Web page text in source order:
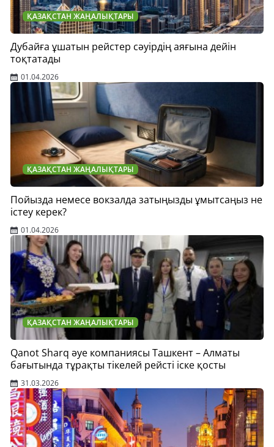
ҚАЗАҚСТАН ЖАҢАЛЫҚТАРЫ
Дубайға ұшатын рейстер сәуірдің аяғына дейін
тоқтатады
01.04.2026
ҚАЗАҚСТАН ЖАҢАЛЫҚТАРЫ
Пойызда немесе вокзалда затыңызды ұмытсаңыз не
істеу керек?
01.04.2026
ҚАЗАҚСТАН ЖАҢАЛЫҚТАРЫ
Qanot Sharq әуе компаниясы Ташкент – Алматы
бағытында тұрақты тікелей рейсті іске қосты
31.03.2026